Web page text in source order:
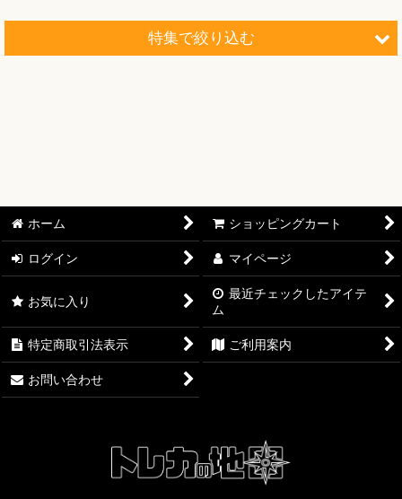
特集で絞り込む
【ワンピースカード】ブースターパック 決戦の刻【OP-16】
【ワンピースカード】ブースターパック 神の島の冒険【OP-
15】
【ワンピースカード】エクストラブースター EGGHEAD
CRISIS【EB-04】
【ワンピースカード】ブースターパック 蒼海の七傑【OP-14】
【ワンピースカード】ブースターパック 受け継がれる意志
ホーム ショッピングカート
ログイン マイページ
お気に入り
最近チェックしたアイテ
ム
特定商取引法表示 ご利用案内
お問い合わせ